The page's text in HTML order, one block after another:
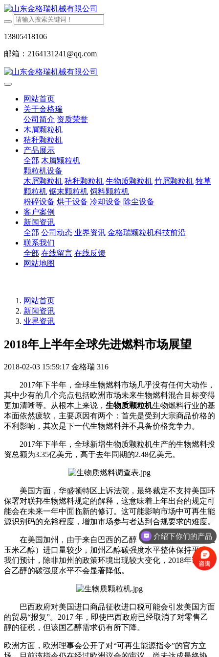
13805418106
邮箱：2164131241@qq.com
网站首页
关于金格瑞
公司简介 资质荣誉
木屑颗粒机
秸秆颗粒机
产品展示
全部 木屑颗粒机
颗粒机设备
木屑颗粒机 秸秆颗粒机 生物质颗粒机 竹屑颗粒机 牧草
颗粒机 锯末颗粒机 饲料颗粒机
粉碎设备 烘干设备 冷却设备 除尘设备
客户案例
新闻资讯
全部 公司动态 业界资讯 金格瑞颗粒机科技前沿
联系我们
全部 在线留言 在线反馈
网站地图
网站首页
新闻资讯
业界资讯
2018年上半年全球先进燃料市场展望
2018-02-03 15:59:17 金格瑞 316
2017年下半年，全球生物燃料市场几乎没有任何大动作，
其中少有的几个亮点包括欧洲市场未来生物燃料混合目标变得
更加清晰等。从根本上来说， 生物质颗粒机生物燃料行业的基
本面依然疲软，主要原因有两个：首先是受到大宗商品价格的
不利影响，其次是下一代生物燃料并不具备价格竞争力。
2017年下半年，全球新增生物质颗粒机生产的生物燃料投
资总额为3.35亿美元，高于去年同期的2.48亿美元。
美国方面，华盛顿特区上诉法院，最终裁定不支持美国环
保署对联邦生物燃料规定的解释，这意味着上年出台的规定可
能会在未来一年中面临新的修订。这可能影响市场中可再生能
源识别码的充裕程度，增加市场参与者达到合规要求的难度。
在美国加州，由于来自巴西的乙醇（碳强度低于美国本土
玉米乙醇）进口量较少，加州乙醇碳强度水平整体保持平稳。
我们预计，除非加州的政策环境出现较大变化，2018年该州混
合乙醇的碳强度水平不会显著降低。
巴西政府对美国进口商品征收进口税可能会引发美国方面
的贸易“报复”。2017 年，即使巴西政府已经取消了对零售乙
醇的征税，但该国乙醇需求仍有所下降。
欧洲方面，欧洲理事会公开了对“可再生能源指令”的官方立
介绍下你们的产品
有优惠活动么？